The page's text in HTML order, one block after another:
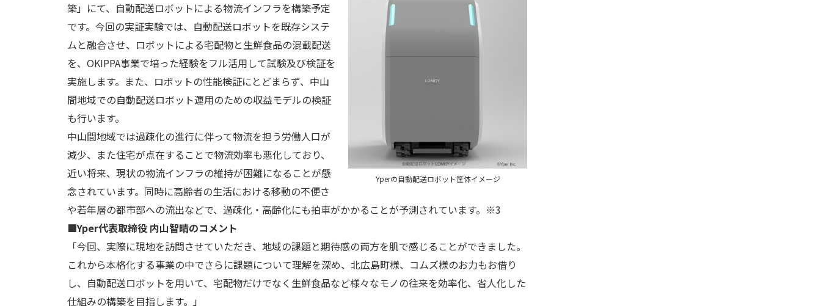
Yperの自動配送ロボット筐体イメージ
築」にて、自動配送ロボットによる物流インフラを構築予定
です。今回の実証実験では、自動配送ロボットを既存システ
ムと融合させ、ロボットによる宅配物と生鮮食品の混載配送
を、OKIPPA事業で培った経験をフル活用して試験及び検証を
実施します。また、ロボットの性能検証にとどまらず、中山
間地域での自動配送ロボット運用のための収益モデルの検証
も行います。
中山間地域では過疎化の進行に伴って物流を担う労働人口が
減少、また住宅が点在することで物流効率も悪化しており、
近い将来、現状の物流インフラの維持が困難になることが懸
念されています。同時に高齢者の生活における移動の不便さ
や若年層の都市部への流出などで、過疎化・高齢化にも拍車がかかることが予測されています。※3
■Yper代表取締役 内山智晴のコメント
「今回、実際に現地を訪問させていただき、地域の課題と期待感の両方を肌で感じることができました。
これから本格化する事業の中でさらに課題について理解を深め、北広島町様、コムズ様のお力もお借り
し、自動配送ロボットを用いて、宅配物だけでなく生鮮食品など様々なモノの往来を効率化、省人化した
仕組みの構築を目指します。」